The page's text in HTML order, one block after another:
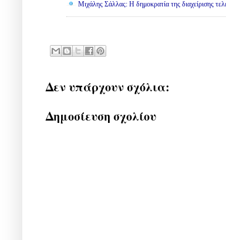
Μιχάλης Σάλλας: Η δημοκρατία της διαχείρισης
Δεν υπάρχουν σχόλια:
Δημοσίευση σχολίου